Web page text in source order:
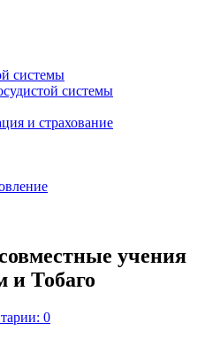
системы
системы
и страхование
учения
Тобаго
0